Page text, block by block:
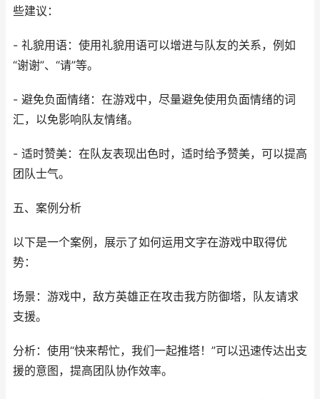
些建议：
- 礼貌用语：使用礼貌用语可以增进与队友的关系，例如
“谢谢”、“请”等。
- 避免负面情绪：在游戏中，尽量避免使用负面情绪的词
汇，以免影响队友情绪。
- 适时赞美：在队友表现出色时，适时给予赞美，可以提高
团队士气。
五、案例分析
以下是一个案例，展示了如何运用文字在游戏中取得优
势：
场景：游戏中，敌方英雄正在攻击我方防御塔，队友请求
支援。
分析：使用“快来帮忙，我们一起推塔！”可以迅速传达出支
援的意图，提高团队协作效率。